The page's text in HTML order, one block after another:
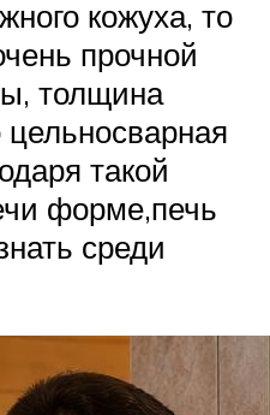
кожуха, то
прочной
толщина
такой
форме,печь
среди